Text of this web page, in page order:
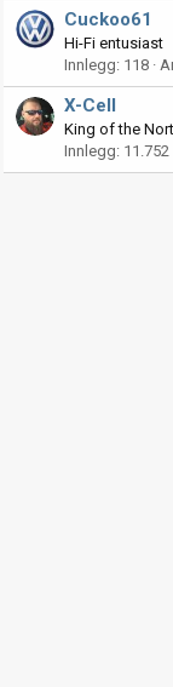
Cuckoo61
Hi-Fi entusiast
Innlegg 118
X-Cell
King of the
Innlegg 11.752